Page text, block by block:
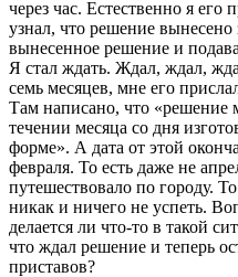
через час. Естественно я его
узнал, что решение вынесено
вынесенное решение и
Я стал ждать. Ждал, ждал,
семь месяцев, мне его
Там написано, что «решение
течении месяца со дня
форме». А дата от этой
февраля. То есть даже не
путешествовало по городу.
никак и ничего не успеть.
делается ли что-то в такой
что ждал решение и теперь
приставов?